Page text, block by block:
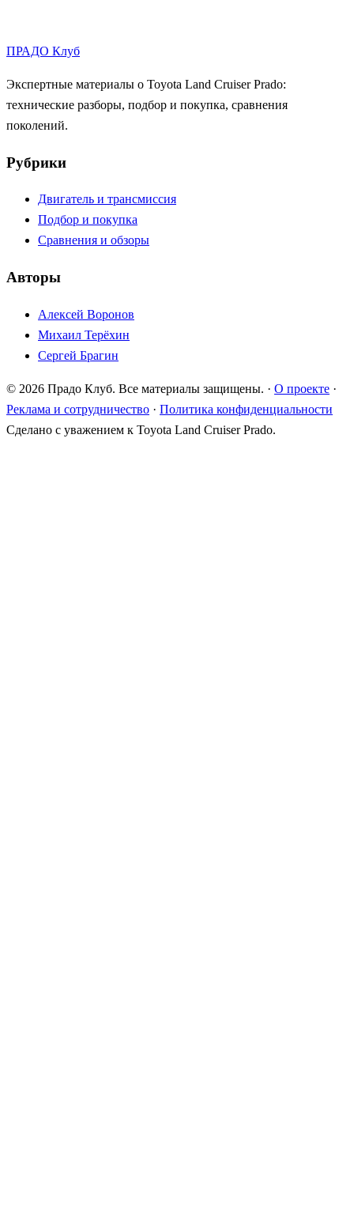
ПРАДО Клуб
Экспертные материалы о Toyota Land Cruiser Prado:
технические разборы, подбор и покупка, сравнения
поколений.
Рубрики
Двигатель и трансмиссия
Подбор и покупка
Сравнения и обзоры
Авторы
Алексей Воронов
Михаил Терёхин
Сергей Брагин
© 2026 Прадо Клуб. Все материалы защищены. · О проекте ·
Реклама и сотрудничество · Политика конфиденциальности
Сделано с уважением к Toyota Land Cruiser Prado.